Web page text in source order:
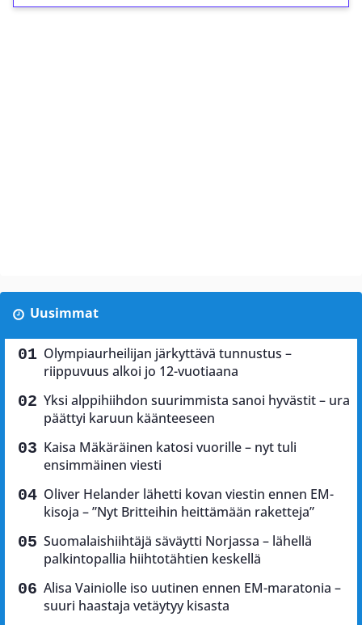
Uusimmat
Olympiaurheilijan järkyttävä tunnustus –
riippuvuus alkoi jo 12-vuotiaana
Yksi alppihiihdon suurimmista sanoi hyvästit – ura
päättyi karuun käänteeseen
Kaisa Mäkäräinen katosi vuorille – nyt tuli
ensimmäinen viesti
Oliver Helander lähetti kovan viestin ennen EM-
kisoja – ”Nyt Britteihin heittämään raketteja”
Suomalaishiihtäjä säväytti Norjassa – lähellä
palkintopallia hiihtotähtien keskellä
Alisa Vainiolle iso uutinen ennen EM-maratonia –
suuri haastaja vetäytyy kisasta